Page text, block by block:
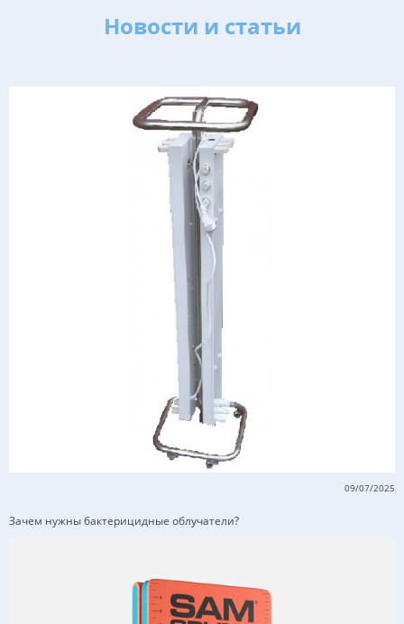
Новости и статьи
09/07/2025
Зачем нужны бактерицидные облучатели?